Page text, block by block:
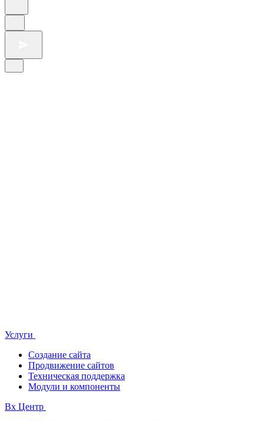
Услуги
Создание сайта
Продвижение сайтов
Техническая поддержка
Модули и компоненты
Bx Центр